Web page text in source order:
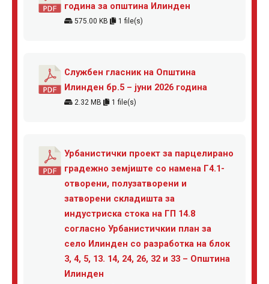
година за општина Илинден
575.00 KB 1 file(s)
Службен гласник на Општина
Илинден бр.5 – јуни 2026 година
2.32 MB 1 file(s)
Урбанистички проект за парцелирано
градежно земјиште со намена Г4.1-
отворени, полузатворени и
затворени складишта за
индустриска стока на ГП 14.8
согласно Урбанистичкии план за
село Илинден со разработка на блок
3, 4, 5, 13. 14, 24, 26, 32 и 33 – Општина
Илинден